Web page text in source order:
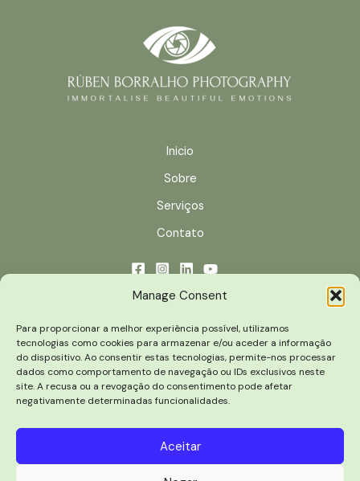
Manage Consent
Para proporcionar a melhor experiência possível, utilizamos
tecnologias como cookies para armazenar e/ou aceder a informação
do dispositivo. Ao consentir estas tecnologias, permite-nos processar
dados como comportamento de navegação ou IDs exclusivos neste
site. A recusa ou a revogação do consentimento pode afetar
negativamente determinadas funcionalidades.
Aceitar
Inicio
Sobre
Serviços
Contato
Termos e condicoes
Politica de Cookies
Politica de Privacidade
Cookie Policy (EU)